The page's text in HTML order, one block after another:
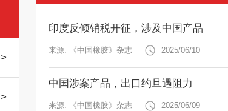
>
>
印度反倾销税开征，涉及中国产品
来源: 《中国橡胶》杂志 2025/06/10
中国涉案产品，出口约旦遇阻力
来源: 《中国橡胶》杂志 2025/06/09